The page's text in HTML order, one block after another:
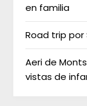
en familia
Road trip por
Aeri de
vistas de